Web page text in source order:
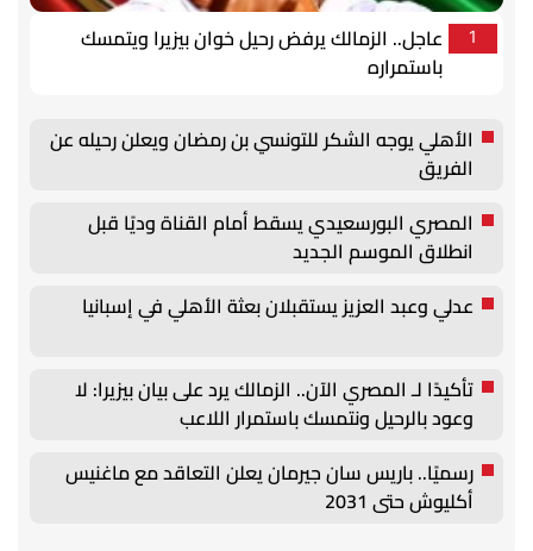
1
عاجل.. الزمالك يرفض رحيل خوان بيزيرا ويتمسك
باستمراره
الأهلي يوجه الشكر للتونسي بن رمضان ويعلن رحيله عن
الفريق
المصري البورسعيدي يسقط أمام القناة وديًا قبل
انطلاق الموسم الجديد
عدلي وعبد العزيز يستقبلان بعثة الأهلي في إسبانيا
تأكيدًا لـ المصري الآن.. الزمالك يرد على بيان بيزيرا: لا
وعود بالرحيل ونتمسك باستمرار اللاعب
رسميًا.. باريس سان جيرمان يعلن التعاقد مع ماغنيس
أكليوش حتى 2031